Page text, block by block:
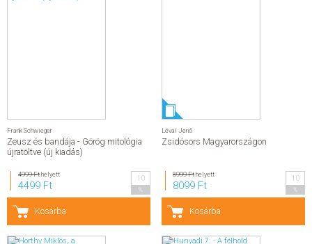
Frank Schwieger
Zeusz és bandája - Görög mitológia
újratöltve (új kiadás)
4999 Fthelyett
4499 Ft
10
Kosárba
Lévai Jenő
Zsidósors Magyarországon
8999 Fthelyett
8099 Ft
10
Kosárba